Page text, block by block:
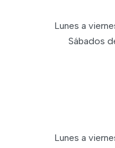
Lunes a
Sábados
Lunes a